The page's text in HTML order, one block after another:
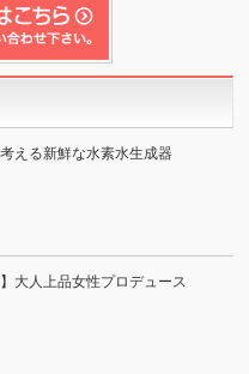
える新鮮な水素水生成器
大人上品女性プロデュース